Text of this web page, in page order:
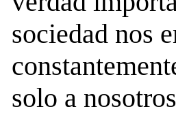
sociedad nos
solo a